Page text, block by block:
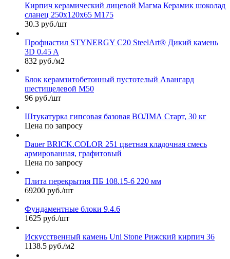
Кирпич керамический лицевой Магма Керамик шоколад
сланец 250х120х65 М175
30.3 руб./шт
Профнастил STYNERGY С20 SteelArt® Дикий камень
3D 0.45 A
832 руб./м2
Блок керамзитобетонный пустотелый Авангард
шестищелевой М50
96 руб./шт
Штукатурка гипсовая базовая ВОЛМА Старт, 30 кг
Цена по запросу
Dauer BRICK.COLOR 251 цветная кладочная смесь
армированная, графитовый
Цена по запросу
Плита перекрытия ПБ 108.15-6 220 мм
69200 руб./шт
Фундаментные блоки 9.4.6
1625 руб./шт
Искусственный камень Uni Stone Рижский кирпич 36
1138.5 руб./м2